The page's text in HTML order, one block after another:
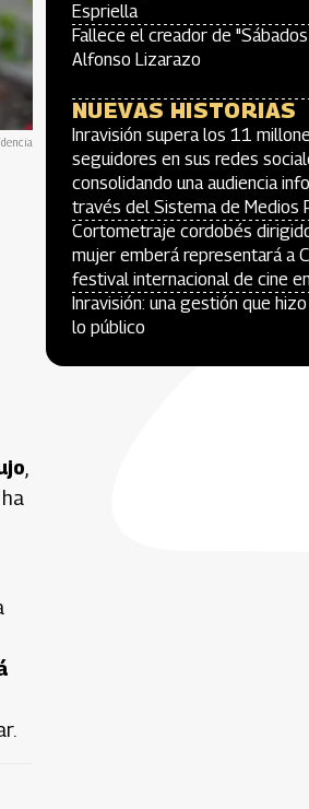
Espriella
Fallece el creador de
Alfonso Lizarazo
NUEVAS HISTORIAS
Inravisión supera los 11
seguidores en sus redes
consolidando una audiencia
través del Sistema de Medios
Cortometraje cordobés
mujer emberá representará a
festival internacional de cine
Inravisión: una gestión que
lo público